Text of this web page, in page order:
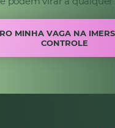
MINHA VAGA NA
CONTROLE